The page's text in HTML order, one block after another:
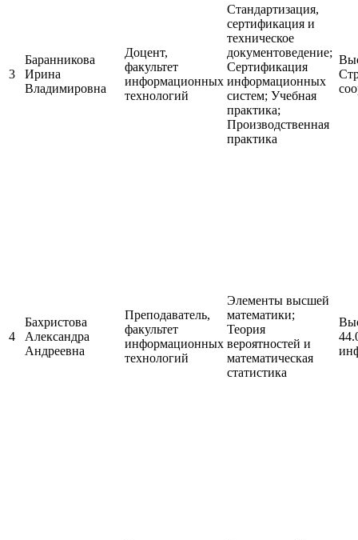
3
Баранникова
Ирина
Владимировна
Доцент,
факультет
информационных
технологий
Стандартизация,
сертификация и
техническое
документоведение;
Сертификация
информационных
систем; Учебная
практика;
Производственная
практика
4
Бахристова
Александра
Андреевна
Преподаватель,
факультет
информационных
технологий
Элементы высшей
математики;
Теория
вероятностей и
математическая
статистика